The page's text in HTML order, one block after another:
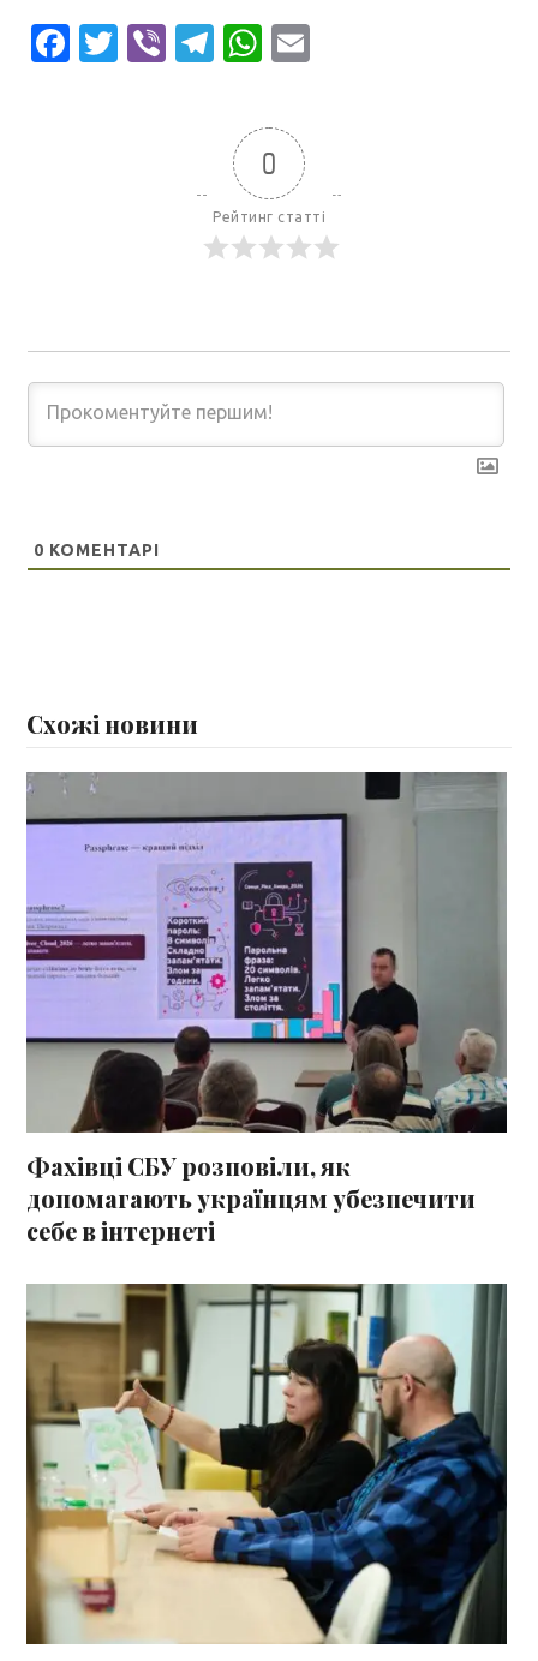
Facebook
Twitter
ViberTelegram
WhatsApp
0
Рейтинг статті
0 КОМЕНТАРІ
Схожі новини
Фахівці СБУ розповіли, як
допомагають українцям убезпечити
себе в інтернеті